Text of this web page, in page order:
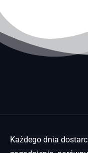
Każdego dnia